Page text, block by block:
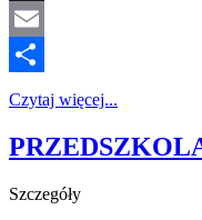
X
Email
Share
Czytaj więcej...
Szczegóły